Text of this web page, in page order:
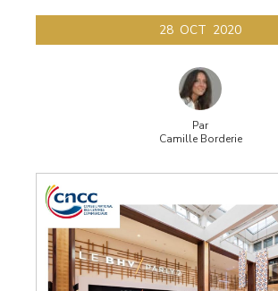
28 OCT 2020
Par
Camille Borderie